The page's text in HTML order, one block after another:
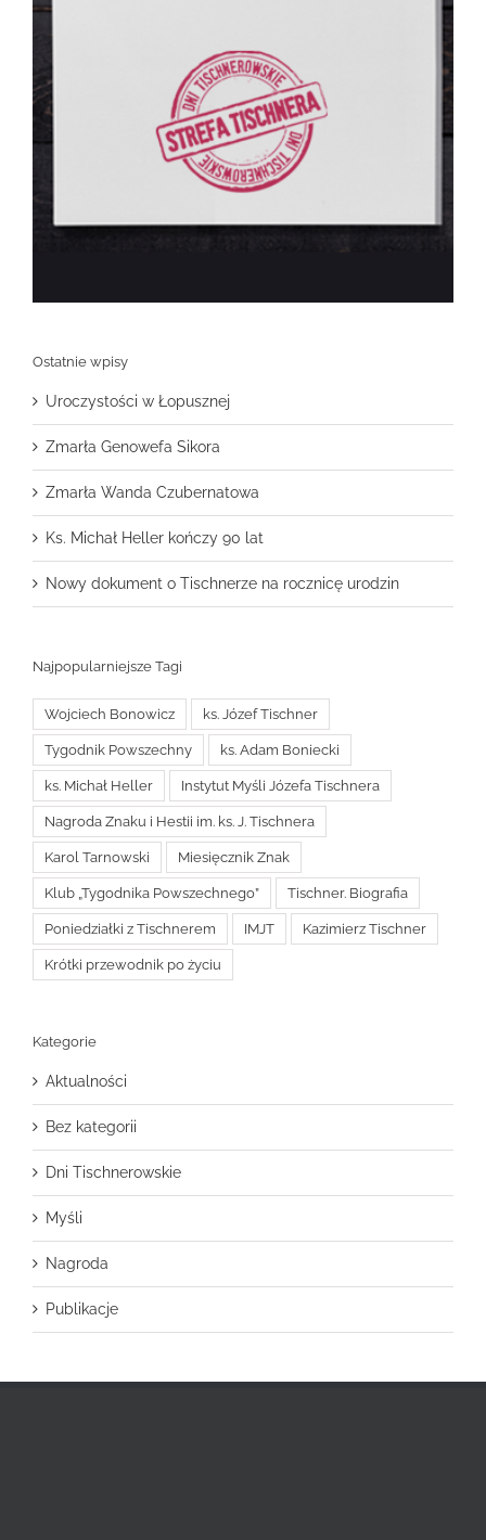
Ostatnie wpisy
Uroczystości w Łopusznej
Zmarła Genowefa Sikora
Zmarła Wanda Czubernatowa
Ks. Michał Heller kończy 90 lat
Nowy dokument o Tischnerze na rocznicę urodzin
Najpopularniejsze Tagi
Wojciech Bonowicz ks. Józef Tischner
Tygodnik Powszechny ks. Adam Boniecki
ks. Michał Heller Instytut Myśli Józefa Tischnera
Nagroda Znaku i Hestii im. ks. J. Tischnera
Karol Tarnowski Miesięcznik Znak
Klub „Tygodnika Powszechnego” Tischner. Biografia
Poniedziałki z Tischnerem IMJT Kazimierz Tischner
Krótki przewodnik po życiu
Kategorie
Aktualności
Bez kategorii
Dni Tischnerowskie
Myśli
Nagroda
Publikacje